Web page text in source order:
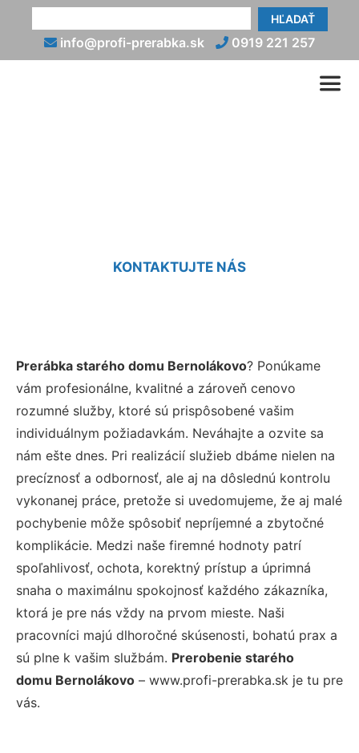
HĽADAŤ
info@profi-prerabka.sk 0919 221 257
KONTAKTUJTE NÁS
Prerábka starého domu Bernolákovo? Ponúkame
vám profesionálne, kvalitné a zároveň cenovo
rozumné služby, ktoré sú prispôsobené vašim
individuálnym požiadavkám. Neváhajte a ozvite sa
nám ešte dnes. Pri realizácií služieb dbáme nielen na
precíznosť a odbornosť, ale aj na dôslednú kontrolu
vykonanej práce, pretože si uvedomujeme, že aj malé
pochybenie môže spôsobiť nepríjemné a zbytočné
komplikácie. Medzi naše firemné hodnoty patrí
spoľahlivosť, ochota, korektný prístup a úprimná
snaha o maximálnu spokojnosť každého zákazníka,
ktorá je pre nás vždy na prvom mieste. Naši
pracovníci majú dlhoročné skúsenosti, bohatú prax a
sú plne k vašim službám. Prerobenie starého
domu Bernolákovo – www.profi-prerabka.sk je tu pre
vás.